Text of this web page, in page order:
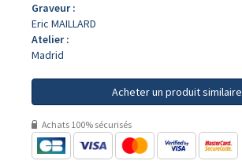
Graveur :
Eric MAILLARD
Atelier :
Madrid
Acheter un produit similaire
Achats 100% sécurisés